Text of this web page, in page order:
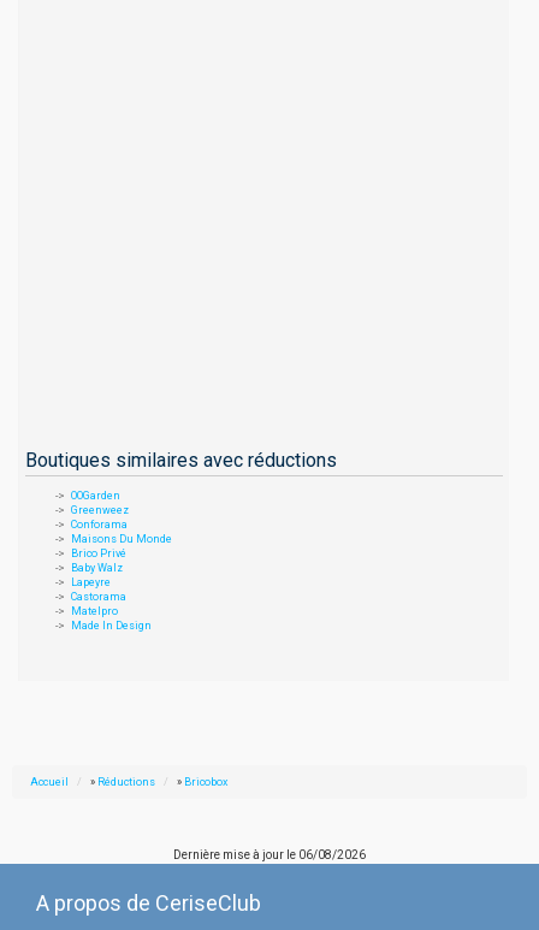
Boutiques similaires avec réductions
OOGarden
Greenweez
Conforama
Maisons Du Monde
Brico Privé
Baby Walz
Lapeyre
Castorama
Matelpro
Made In Design
Accueil » Réductions » Bricobox
Dernière mise à jour le 06/08/2026
A propos de CeriseClub